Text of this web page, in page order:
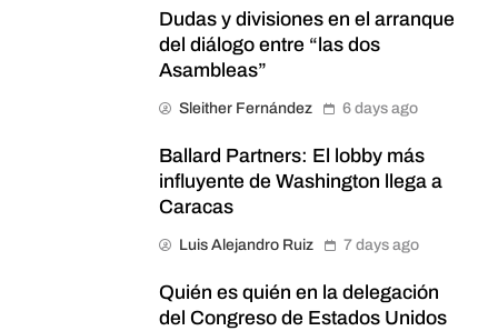
Dudas y divisiones en el arranque
del diálogo entre “las dos
Asambleas”
Sleither Fernández 6 days ago
Ballard Partners: El lobby más
influyente de Washington llega a
Caracas
Luis Alejandro Ruiz 7 days ago
Quién es quién en la delegación
del Congreso de Estados Unidos